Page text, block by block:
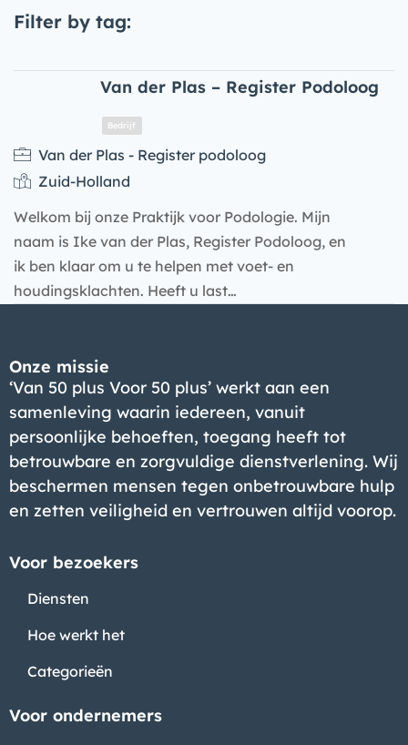
Filter by tag:
Van der Plas – Register Podoloog
Bedrijf
Van der Plas - Register podoloog
Zuid-Holland
Welkom bij onze Praktijk voor Podologie. Mijn
naam is Ike van der Plas, Register Podoloog, en
ik ben klaar om u te helpen met voet- en
houdingsklachten. Heeft u last…
Onze missie
‘Van 50 plus Voor 50 plus’ werkt aan een
samenleving waarin iedereen, vanuit
persoonlijke behoeften, toegang heeft tot
betrouwbare en zorgvuldige dienstverlening. Wij
beschermen mensen tegen onbetrouwbare hulp
en zetten veiligheid en vertrouwen altijd voorop.
Voor bezoekers
Diensten
Hoe werkt het
Categorieën
Voor ondernemers